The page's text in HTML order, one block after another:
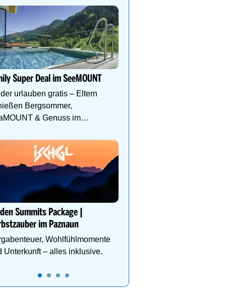
Super Deal im SeeMOUNT
urlauben gratis – Eltern
Bergsommer,
& Genuss im
Summits Package |
im Paznaun
Wohlfühlmomente
Unterkunft – alles inklusive.